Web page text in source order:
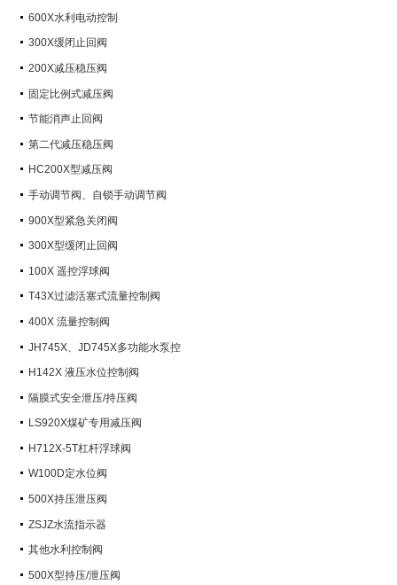
600X水利电动控制
300X缓闭止回阀
200X减压稳压阀
固定比例式减压阀
节能消声止回阀
第二代减压稳压阀
HC200X型减压阀
手动调节阀、自锁手动调节阀
900X型紧急关闭阀
300X型缓闭止回阀
100X 遥控浮球阀
T43X过滤活塞式流量控制阀
400X 流量控制阀
JH745X、JD745X多功能水泵控
制阀H142X 液压水位控制阀
隔膜式安全泄压/持压阀
LS920X煤矿专用减压阀
H712X-5T杠杆浮球阀
W100D定水位阀
500X持压泄压阀
ZSJZ水流指示器
其他水利控制阀
500X型持压/泄压阀